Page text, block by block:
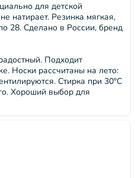
для детской
натирает. Резинка мягкая,
28. Сделано в России, бренд
Подходит
Носки рассчитаны на лето:
Стирка при 30°C
Хороший выбор для